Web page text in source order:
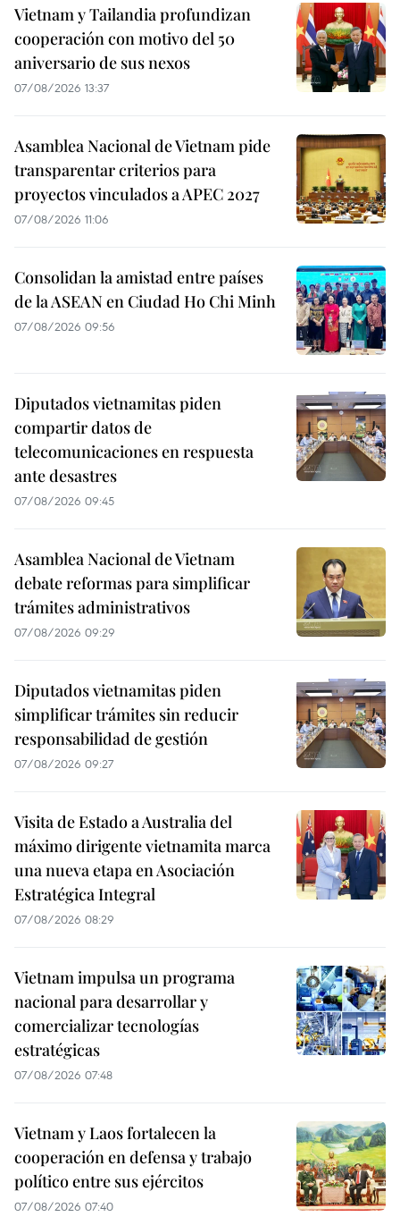
Vietnam y Tailandia profundizan
cooperación con motivo del 50
aniversario de sus nexos
07/08/2026 13:37
Asamblea Nacional de Vietnam pide
transparentar criterios para
proyectos vinculados a APEC 2027
07/08/2026 11:06
Consolidan la amistad entre países
de la ASEAN en Ciudad Ho Chi Minh
07/08/2026 09:56
Diputados vietnamitas piden
compartir datos de
telecomunicaciones en respuesta
ante desastres
07/08/2026 09:45
Asamblea Nacional de Vietnam
debate reformas para simplificar
trámites administrativos
07/08/2026 09:29
Diputados vietnamitas piden
simplificar trámites sin reducir
responsabilidad de gestión
07/08/2026 09:27
Visita de Estado a Australia del
máximo dirigente vietnamita marca
una nueva etapa en Asociación
Estratégica Integral
07/08/2026 08:29
Vietnam impulsa un programa
nacional para desarrollar y
comercializar tecnologías
estratégicas
07/08/2026 07:48
Vietnam y Laos fortalecen la
cooperación en defensa y trabajo
político entre sus ejércitos
07/08/2026 07:40